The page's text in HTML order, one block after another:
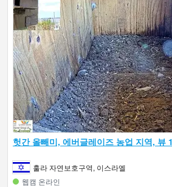
헛간 올빼미, 에버글레이즈 농업 지역, 뷰
훌라 자연보호구역, 이스라엘
웹캠 온라인